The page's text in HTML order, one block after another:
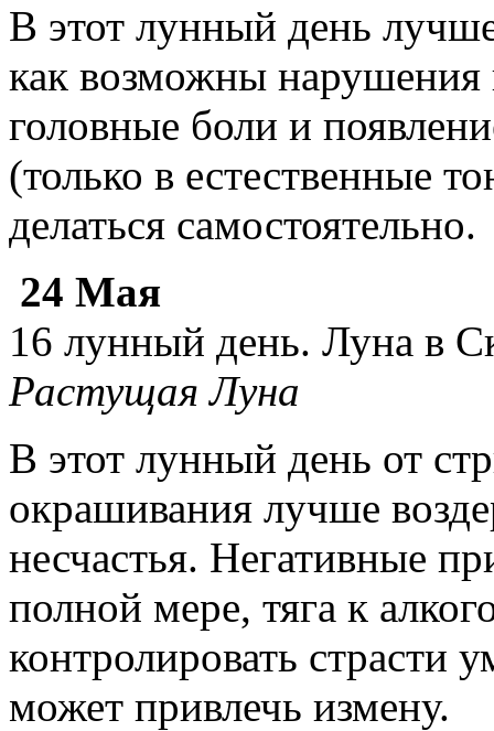
В этот лунный день
как возможны
головные боли и
(только в естественные
делаться самостоятельно.
24 Мая
16 лунный день. Луна в
Растущая Луна
В этот лунный день от
окрашивания лучше
несчастья. Негативные
полной мере, тяга к
контролировать страсти
может привлечь измену.